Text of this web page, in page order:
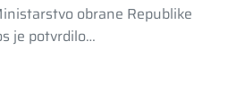
obrane Republike
je potvrdilo…